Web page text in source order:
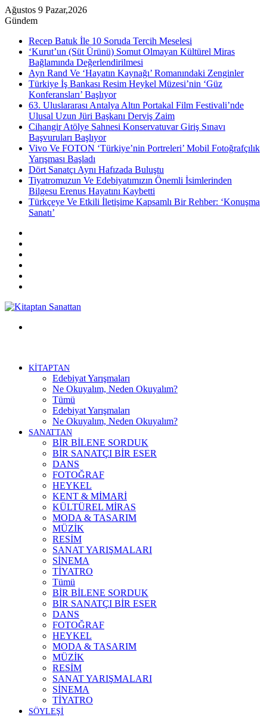
Ağustos 9 Pazar,2026
Gündem
Recep Batuk İle 10 Soruda Tercih Meselesi
‘Kurut’un (Süt Ürünü) Somut Olmayan Kültürel Miras
Bağlamında Değerlendirilmesi
Ayn Rand Ve ‘Hayatın Kaynağı’ Romanındaki Zenginler
Türkiye İş Bankası Resim Heykel Müzesi’nin ‘Güz
Konferansları’ Başlıyor
63. Uluslararası Antalya Altın Portakal Film Festivali’nde
Ulusal Uzun Jüri Başkanı Derviş Zaim
Cihangir Atölye Sahnesi Konservatuvar Giriş Sınavı
Başvuruları Başlıyor
Vivo Ve FOTON ‘Türkiye’nin Portreleri’ Mobil Fotoğrafçılık
Yarışması Başladı
Dört Sanatçı Aynı Hafızada Buluştu
Tiyatromuzun Ve Edebiyatımızın Önemli İsimlerinden
Bilgesu Erenus Hayatını Kaybetti
Türkçeye Ve Etkili İletişime Kapsamlı Bir Rehber: ‘Konuşma
Sanatı’
KİTAPTAN
Edebiyat Yarışmaları
Ne Okuyalım, Neden Okuyalım?
Tümü
Edebiyat Yarışmaları
Ne Okuyalım, Neden Okuyalım?
SANATTAN
BİR BİLENE SORDUK
BİR SANATÇI BİR ESER
DANS
FOTOĞRAF
HEYKEL
KENT & MİMARİ
KÜLTÜREL MİRAS
MODA & TASARIM
MÜZİK
RESİM
SANAT YARIŞMALARI
SİNEMA
TİYATRO
Tümü
BİR BİLENE SORDUK
BİR SANATÇI BİR ESER
DANS
FOTOĞRAF
HEYKEL
MODA & TASARIM
MÜZİK
RESİM
SANAT YARIŞMALARI
SİNEMA
TİYATRO
SÖYLEŞİ